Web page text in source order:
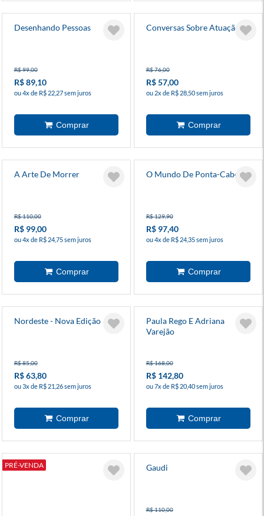
Desenhando Pessoas
R$ 99,00
R$ 89,10
ou 4x de R$ 22,27 sem juros
Conversas Sobre Atuação
R$ 76,00
R$ 57,00
ou 2x de R$ 28,50 sem juros
A Arte De Morrer
R$ 110,00
R$ 99,00
ou 4x de R$ 24,75 sem juros
O Mundo De Ponta-Cabeça
R$ 129,90
R$ 97,40
ou 4x de R$ 24,35 sem juros
Nordeste - Nova Edição
R$ 85,00
R$ 63,80
ou 3x de R$ 21,26 sem juros
Paula Rego E Adriana
Varejão
R$ 168,00
R$ 142,80
ou 7x de R$ 20,40 sem juros
PRÉ-VENDA
Kaos Gaudi
R$ 110,00